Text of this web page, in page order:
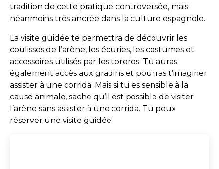
tradition de cette pratique controversée, mais
néanmoins très ancrée dans la culture espagnole.
La visite guidée te permettra de découvrir les
coulisses de l’arène, les écuries, les costumes et
accessoires utilisés par les toreros. Tu auras
également accès aux gradins et pourras t’imaginer
assister à une corrida. Mais si tu es sensible à la
cause animale, sache qu’il est possible de visiter
l’arène sans assister à une corrida. Tu peux
réserver une visite guidée.